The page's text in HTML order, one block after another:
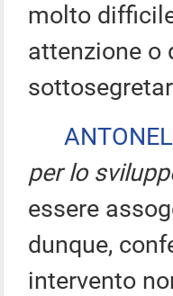
molto
attenzione o
per lo
essere
dunque,
intervento